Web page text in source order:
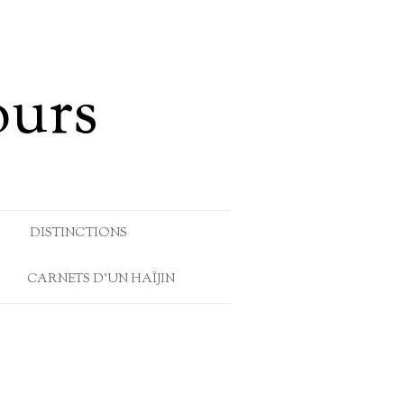
DISTINCTIONS
CARNETS D’UN HAÏJIN